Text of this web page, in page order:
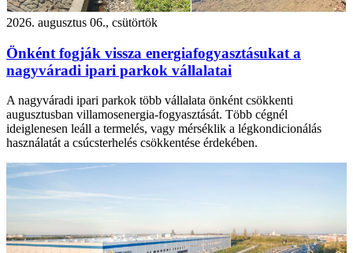
2026. augusztus 06., csütörtök
Önként fogják vissza energiafogyasztásukat a
nagyváradi ipari parkok vállalatai
A nagyváradi ipari parkok több vállalata önként csökkenti
augusztusban villamosenergia-fogyasztását. Több cégnél
ideiglenesen leáll a termelés, vagy mérséklik a légkondicionálás
használatát a csúcsterhelés csökkentése érdekében.